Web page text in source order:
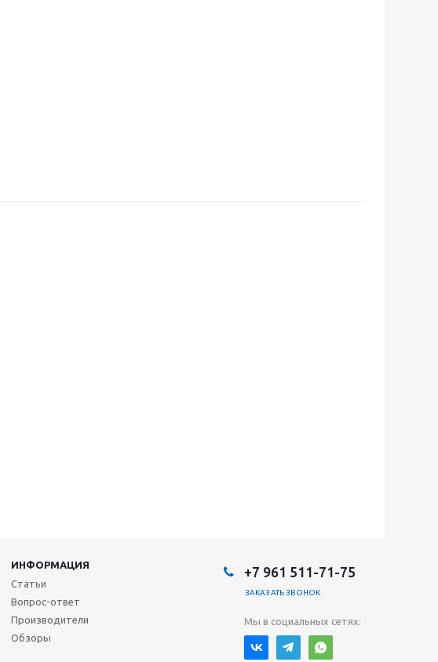
ИНФОРМАЦИЯ
Статьи
Вопрос-ответ
Производители
Обзоры
+7 961 511-71-75
ЗАКАЗАТЬ ЗВОНОК
Мы в социальных сетях: